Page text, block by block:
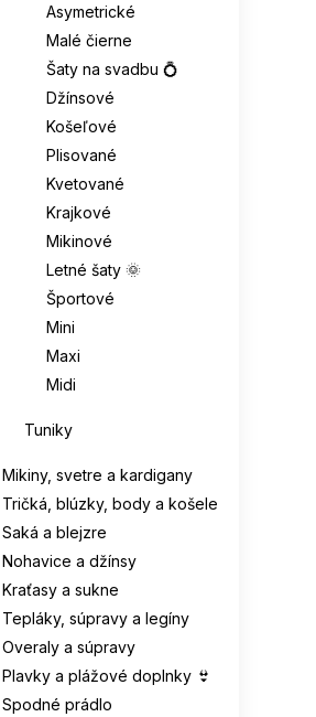
Asymetrické
Malé čierne
Šaty na svadbu 💍
Džínsové
Košeľové
Plisované
Kvetované
Krajkové
Mikinové
Letné šaty 🌞
Športové
Mini
Maxi
Midi
Tuniky
Mikiny, svetre a kardigany
Tričká, blúzky, body a košele
Saká a blejzre
Nohavice a džínsy
Kraťasy a sukne
Tepláky, súpravy a legíny
Overaly a súpravy
Plavky a plážové doplnky 👙
Spodné prádlo